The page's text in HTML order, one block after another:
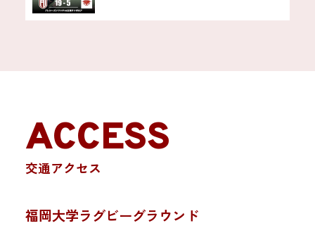
ACCESS
交通アクセス
福岡大学ラグビーグラウンド